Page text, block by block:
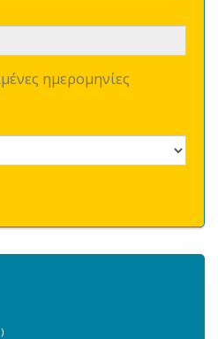
ημερομηνίες